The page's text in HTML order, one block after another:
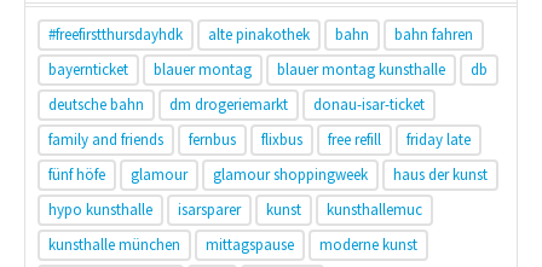
#freefirstthursdayhdk alte pinakothek bahn
bahn fahren
bayernticket
blauer montag blauer montag kunsthalle
db
deutsche bahn
dm drogeriemarkt
donau-isar-ticket
family and friends
fernbus flixbus free refill
friday late
fünf höfe
glamour glamour shoppingweek
haus der kunst
hypo kunsthalle
isarsparer kunst
kunsthallemuc
kunsthalle münchen
mittagspause
moderne kunst